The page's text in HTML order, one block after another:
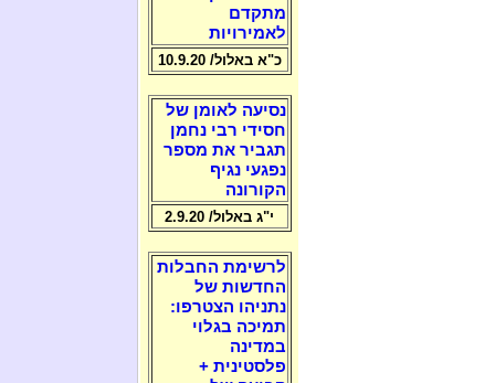
מתקדם
לאמירויות
כ"א באלול/ 10.9.20
נסיעה לאומן של
חסידי רבי נחמן
תגביר את מספר
נפגעי נגיף
הקורונה
י"ג באלול/ 2.9.20
לרשימת החבלות
החדשות של
נתניהו הצטרפו:
תמיכה בגלוי
במדינה
פלסטינית +